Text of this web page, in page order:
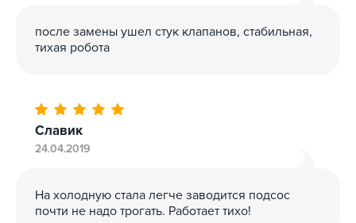
после замены ушел стук клапанов, стабильная,
тихая робота
Славик
24.04.2019
На холодную стала легче заводится подсос
почти не надо трогать. Работает тихо!